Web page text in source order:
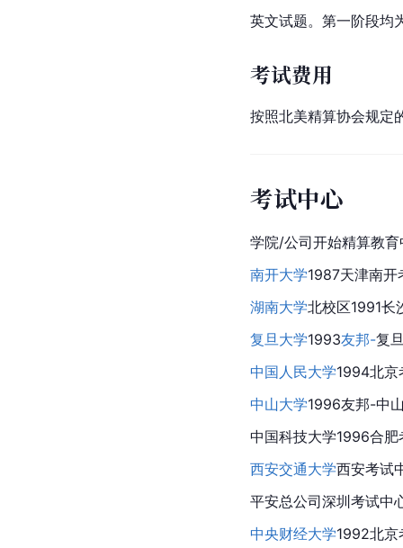
英文试题。第一阶段均
考试费用
按照北美精算协会规定
考试中心
学院/公司开始精算教
南开大学1987天津南
湖南大学北校区1991长
复旦大学1993友邦-复
中国人民大学1994北京
中山大学1996友邦-中
中国科技大学1996合肥
西安交通大学西安考试
平安总公司深圳考试中
中央财经大学1992北京